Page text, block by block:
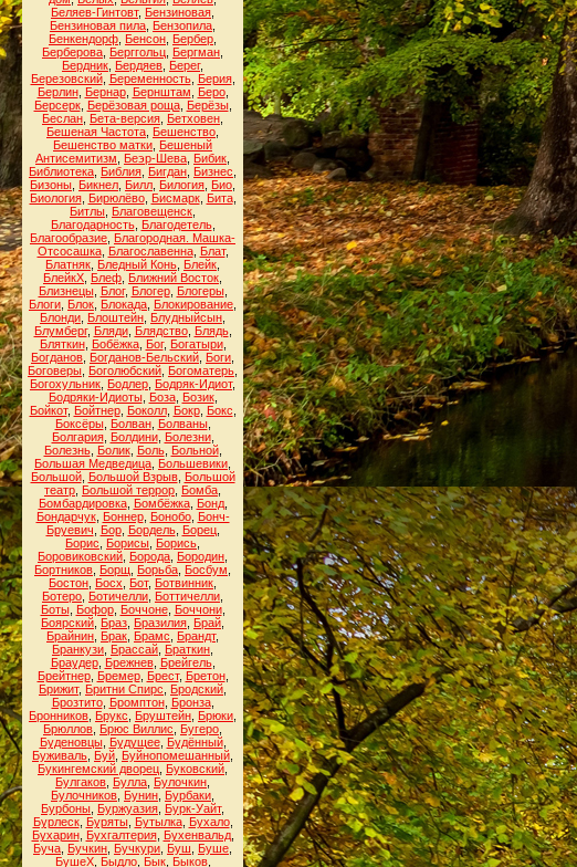
Беляев-Гинтовт, Бензиновая
Бензиновая пила Бензопила
Бенкендорф Бенсон Бербер
Берберова Берггольц Бергман
Бердник Бердяев Берег,
Березовский, Беременность, Берия,
Берлин, Бернар, Бернштам Беро,
Берсерк, Берёзовая роща, Берёзы,
Беслан Бета-версия Бетховен
Бешеная Частота Бешенство
Бешенство матки Бешеный
Антисемитизм
Беэр-Шева Бибик
Библиотека Библия Бигдан Бизнес
Бизоны Бикнел Билл Билогия Био
Биология, Бирюлёво, Бисмарк, Бита,
Битлы Благовещенск
Благодарность, Благодетель,
Благообразие Благородная. Машка-
Отсосашка, Благославенна, Блат,
Блатняк Бледный Конь Блейк
БлейкХ Блеф Ближний Восток
Близнецы, Блог, Блогер, Блогеры,
Блоги Блок Блокада Блокирование
Блонди Блоштейн Блудныйсын
Блумберг, Бляди, Блядство, Блядь,
Бляткин, Бобёжка, Бог, Богатыри,
Богданов Богданов-Бельский Боги
Боговеры Боголюбский Богоматерь
Богохульник Бодлер Бодряк-Идиот,
Бодряки-Идиоты, Боза, Бозик,
Бойкот, Бойтнер, Боколл, Бокр, Бокс
Боксёры, Болван, Болваны,
Болгария, Болдини, Болезни,
Болезнь, Болик, Боль, Больной,
Большая Медведица Большевики
Большой, Большой Взрыв, Большой
театр Большой террор Бомба
Бомбардировка, Бомбёжка, Бонд,
Бондарчук, Боннер, Бонобо, Бонч-
Бруевич
Бор, Бордель, Борец,
Борис
Борисы Борись
Боровиковский Борода Бородин
Бортников Борщ Борьба Босбум
Бостон Босх Бот, Ботвинник
Ботеро Ботичелли Боттичелли
Боты, Бофор, Боччоне, Боччони,
Боярский Браз Бразилия Брай
Брайнин Брак Брамс Брандт,
Бранкузи Брассай Браткин
Браудер, Брежнев, Брейгель,
Брейтнер, Бремер, Брест, Бретон,
Брижит, Бритни Спирс Бродский
Брозтито, Бромптон, Бронза,
Бронников Брукс Бруштейн Брюки
Брюллов Брюс Виллис Бугеро
Буденовцы, Будущее, Будённый,
Буживаль Буй Буйнопомешанный
Букингемский дворец Буковский
Булгаков Булла Булочкин
Булочников Бунин Бурбаки
Бурбоны Буржуазия Бурк-Уайт,
Бурлеск, Буряты, Бутылка, Бухало,
Бухарин, Бухгалтерия, Бухенвальд,
Буча Бучкин Бучкури Буш Буше
БушеХ, Быдло, Бык, Быков,